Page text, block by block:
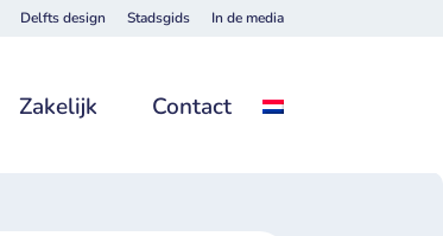
Delfts design Stadsgids In de media
Zakelijk Contact